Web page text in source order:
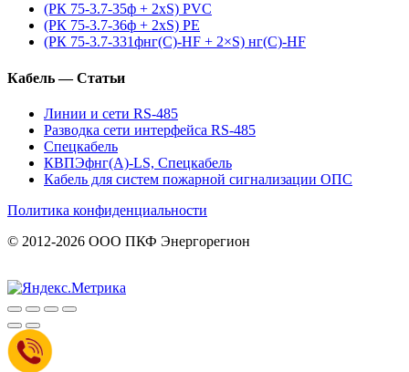
(РК 75-3.7-35ф + 2xS) PVC
(РК 75-3.7-36ф + 2xS) PE
(РК 75-3.7-331фнг(С)-HF + 2×S) нг(С)-HF
Кабель — Статьи
Линии и сети RS-485
Разводка сети интерфейса RS-485
Спецкабель
КВПЭфнг(А)-LS, Спецкабель
Кабель для систем пожарной сигнализации ОПС
Политика конфиденциальности
© 2012-2026 ООО ПКФ Энергорегион